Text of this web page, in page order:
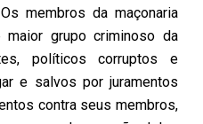
membros da maçonaria
grupo criminoso da
políticos corruptos e
e salvos por juramentos
contra seus membros,